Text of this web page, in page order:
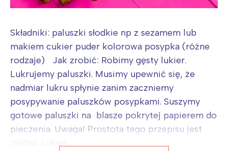
Składniki: paluszki słodkie np z sezamem lub
makiem cukier puder kolorowa posypka (różne
rodzaje) Jak zrobić: Robimy gęsty lukier.
Lukrujemy paluszki. Musimy upewnić się, że
nadmiar lukru spłynie zanim zaczniemy
posypywanie paluszków posypkami. Suszymy
gotowe paluszki na blasze pokrytej papierem do
pieczenia. Uwaga! Prostota tego przepisu jest
tego regionu:
Warszawa
Łódź
Trójmiasto
Poznań
Wrocław
Śląsk
Kraków
Południe
Północ
Wszystkie